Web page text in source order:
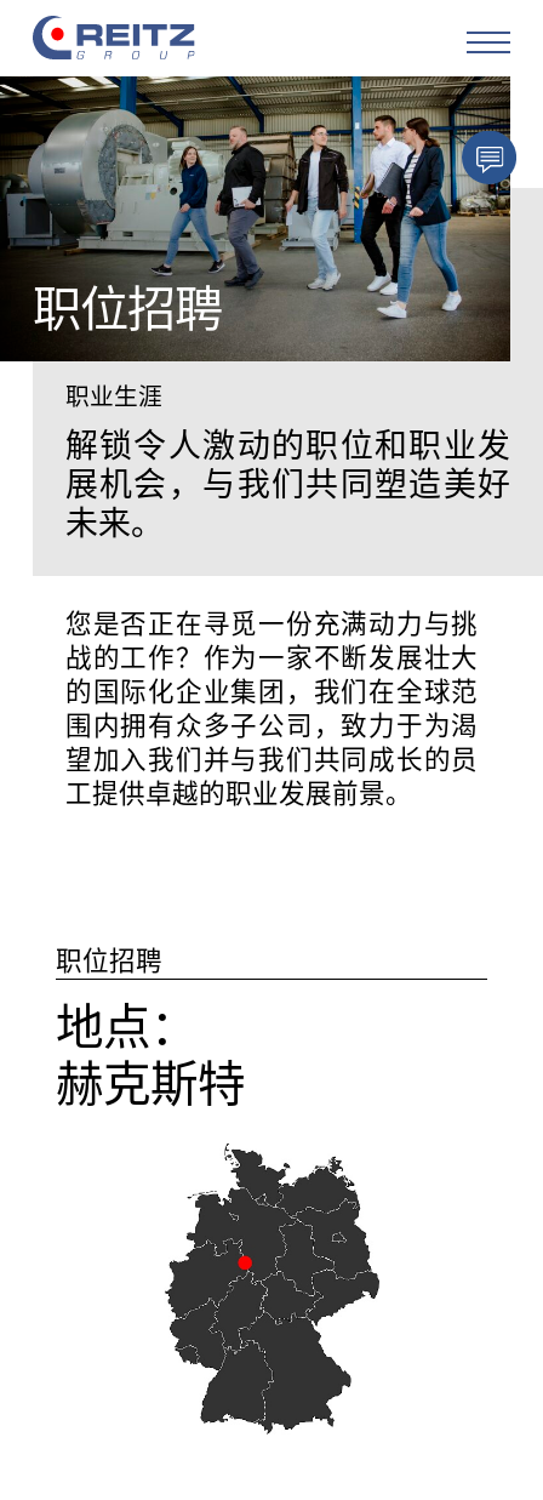
产品
解决方案
服务
改造
关于公司
职业生涯
联系方式
资讯中心
GTC
Privacy Policy
职业生涯
职位招聘
解锁令人激动的职位和职业发
展机会，与我们共同塑造美好
未来。
您是否正在寻觅一份充满动力与挑
战的工作？作为一家不断发展壮大
的国际化企业集团，我们在全球范
围内拥有众多子公司，致力于为渴
望加入我们并与我们共同成长的员
工提供卓越的职业发展前景。
职位招聘
地点：
赫克斯特